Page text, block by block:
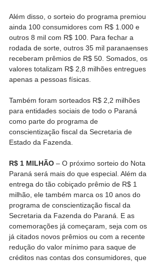
Além disso, o sorteio do programa premiou
ainda 100 consumidores com R$ 1.000 e
outros 8 mil com R$ 100. Para fechar a
rodada de sorte, outros 35 mil paranaenses
receberam prêmios de R$ 50. Somados, os
valores totalizam R$ 2,8 milhões entregues
apenas a pessoas físicas.
Também foram sorteados R$ 2,2 milhões
para entidades sociais de todo o Paraná
como parte do programa de
conscientização fiscal da Secretaria de
Estado da Fazenda.
R$ 1 MILHÃO – O próximo sorteio do Nota
Paraná será mais do que especial. Além da
entrega do tão cobiçado prêmio de R$ 1
milhão, ele também marca os 10 anos do
programa de conscientização fiscal da
Secretaria da Fazenda do Paraná. E as
comemorações já começaram, seja com os
já citados novos prêmios ou com a recente
redução do valor mínimo para saque de
créditos nas contas dos consumidores, que